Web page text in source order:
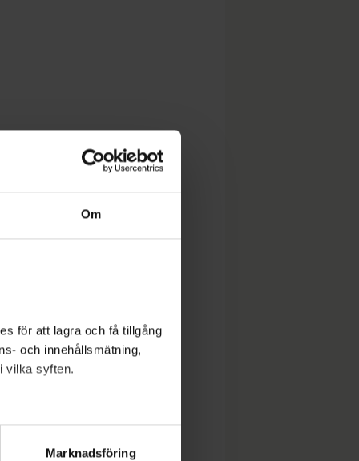
Om
för att lagra och få tillgång
och innehållsmätning,
vilka syften.
meter
Marknadsföring